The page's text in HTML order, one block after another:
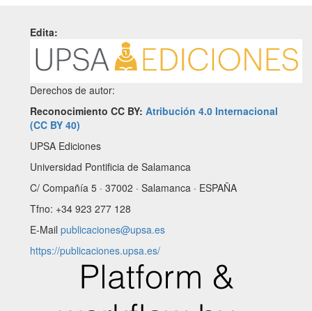
Edita:
Derechos de autor:
Reconocimiento CC BY: Atribución 4.0 Internacional
(CC BY 40)
UPSA Ediciones
Universidad Pontificia de Salamanca
C/ Compañía 5 · 37002 · Salamanca · ESPAÑA
Tfno: +34 923 277 128
E-Mail publicaciones@upsa.es
https://publicaciones.upsa.es/